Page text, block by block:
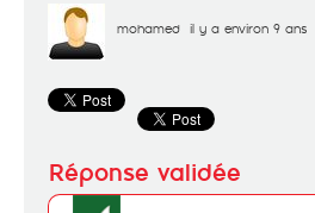
mohamed il y a environ 9 ans